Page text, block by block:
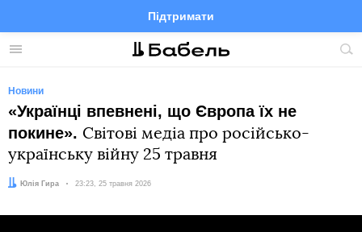
Меню
Підтримати
FacebookTelegramTwitter
Новини
«Українці впевнені, що Європа їх не
покине». Світові медіа про російсько-
українську війну 25 травня
Автор:Юлія Гира Дата:
23:23, 25 травня 2026